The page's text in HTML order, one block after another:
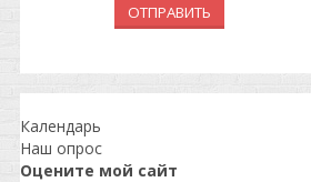
ОТПРАВИТЬ
Календарь
Наш опрос
Оцените мой сайт